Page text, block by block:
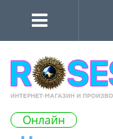
Онлайн